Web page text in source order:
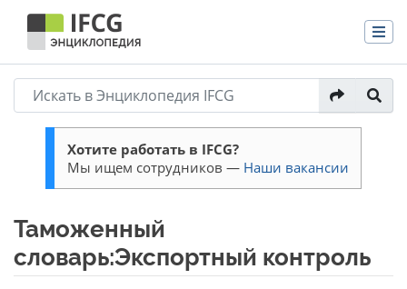
Хотите работать в IFCG?
Мы ищем сотрудников — Наши вакансии
Таможенный
словарь:Экспортный контроль